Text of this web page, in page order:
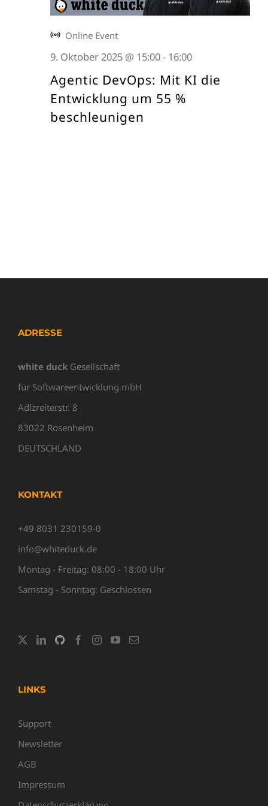
Agentic DevOps: Mit KI die
Entwicklung um 55 %
beschleunigen
9. Oktober 2025 @ 15:00- 16:00
Online Event
ADRESSE
white duck Gesellschaft
für Softwareentwicklung mbH
Adlzreiterstr. 8
83022 Rosenheim
DEUTSCHLAND
KONTAKT
+49 8031 230159-0
info@whiteduck.de
Montag - Freitag: 08:00 - 18:00 Uhr
Samstag - Sonntag: Geschlossen
LINKS
Support
Newsletter
AGB
Impressum